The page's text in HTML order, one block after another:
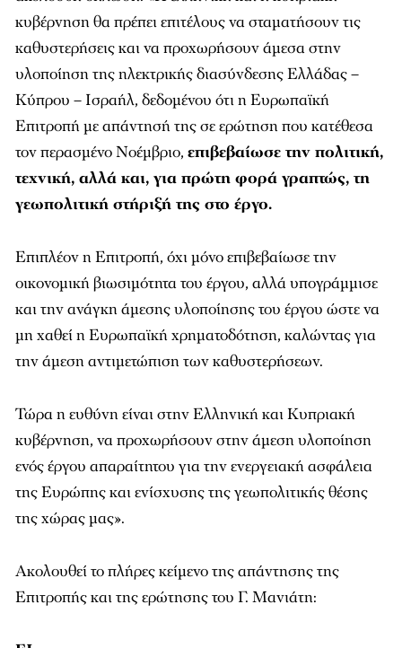
κυβέρνηση θα πρέπει επιτέλους να σταματήσουν τις
καθυστερήσεις και να προχωρήσουν άμεσα στην
υλοποίηση της ηλεκτρικής διασύνδεσης Ελλάδας –
Κύπρου – Ισραήλ, δεδομένου ότι η Ευρωπαϊκή
Επιτροπή με απάντησή της σε ερώτηση που κατέθεσα
τον περασμένο Νοέμβριο, επιβεβαίωσε την πολιτική,
τεχνική, αλλά και, για πρώτη φορά γραπτώς, τη
γεωπολιτική στήριξή της στο έργο.
Επιπλέον η Επιτροπή, όχι μόνο επιβεβαίωσε την
οικονομική βιωσιμότητα του έργου, αλλά υπογράμμισε
και την ανάγκη άμεσης υλοποίησης του έργου ώστε να
μη χαθεί η Ευρωπαϊκή χρηματοδότηση, καλώντας για
την άμεση αντιμετώπιση των καθυστερήσεων.
Τώρα η ευθύνη είναι στην Ελληνική και Κυπριακή
κυβέρνηση, να προχωρήσουν στην άμεση υλοποίηση
ενός έργου απαραίτητου για την ενεργειακή ασφάλεια
της Ευρώπης και ενίσχυσης της γεωπολιτικής θέσης
της χώρας μας».
Ακολουθεί το πλήρες κείμενο της απάντησης της
Επιτροπής και της ερώτησης του Γ. Μανιάτη: